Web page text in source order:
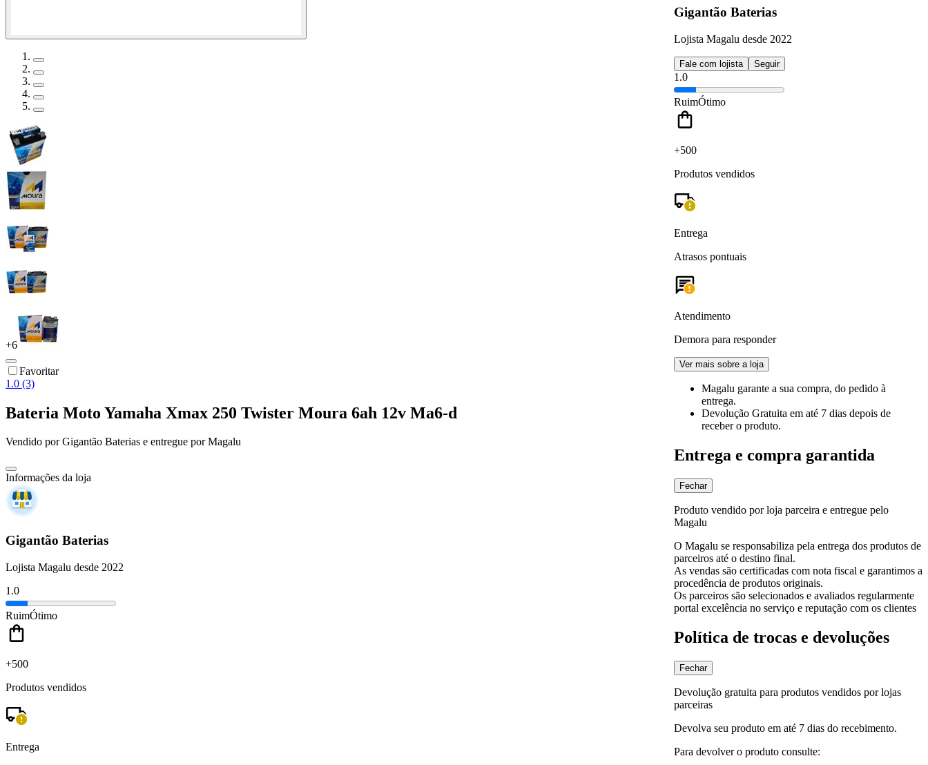
+6
Favoritar
1.0 (3)
Bateria Moto Yamaha Xmax 250 Twister Moura 6ah 12v Ma6-d
Vendido porGigantão Baterias e entregue por Magalu
Informações da loja
Gigantão Baterias
Lojista Magalu desde 2022
1.0
RuimÓtimo
+500
Produtos vendidos
Entrega
Gigantão Baterias
Lojista Magalu desde 2022
Fale com lojista Seguir
1.0
RuimÓtimo
+500
Produtos vendidos
Entrega
Atrasos pontuais
Atendimento
Demora para responder
Ver mais sobre a loja
Magalu garante a sua compra, do pedido à
entrega.
Devolução Gratuita em até 7 dias depois de
receber o produto.
Entrega e compra garantida
Fechar
Produto vendido por loja parceira e entregue pelo
Magalu
O Magalu se responsabiliza pela entrega dos produtos de
parceiros até o destino final.
As vendas são certificadas com nota fiscal e garantimos a
procedência de produtos originais.
Os parceiros são selecionados e avaliados regularmente
portal excelência no serviço e reputação com os clientes
Política de trocas e devoluções
Fechar
Devolução gratuita para produtos vendidos por lojas
parceiras
Devolva seu produto em até 7 dias do recebimento.
Para devolver o produto consulte: